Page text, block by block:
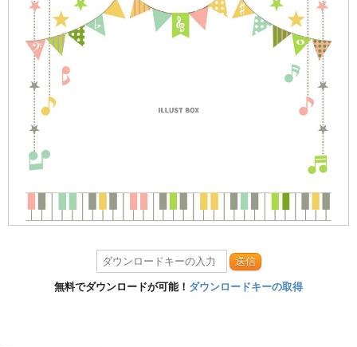
送信
無料でダウンロードが可能！ ダウンロードキーの取得